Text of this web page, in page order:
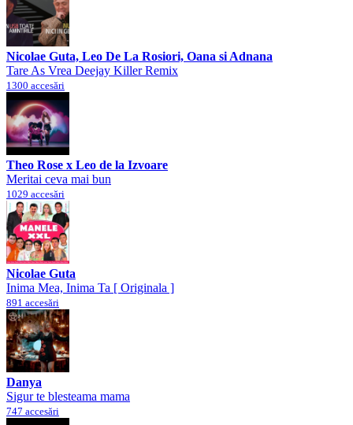
Nicolae Guta, Leo De La Rosiori, Oana si Adnana
Tare As Vrea Deejay Killer Remix
1300 accesări
Theo Rose x Leo de la Izvoare
Meritai ceva mai bun
1029 accesări
Nicolae Guta
Inima Mea, Inima Ta [ Originala ]
891 accesări
Danya
Sigur te blesteama mama
747 accesări